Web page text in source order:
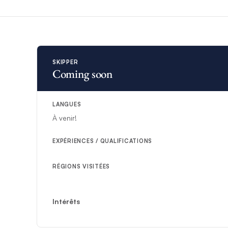
certaines
SKIPPER
Coming soon
LANGUES
À venir!
EXPÉRIENCES / QUALIFICATIONS
RÉGIONS VISITÉES
Intérêts